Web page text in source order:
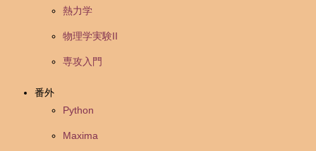
熱力学
物理学実験II
専攻入門
番外
Python
Maxima